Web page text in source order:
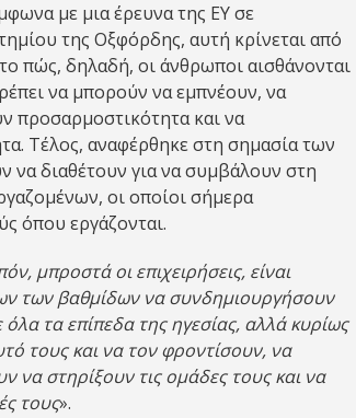
με μια έρευνα της ΕΥ σε
της Οξφόρδης, αυτή κρίνεται από
πώς, δηλαδή, οι άνθρωποι αισθάνονται
να μπορούν να εμπνέουν, να
προσαρμοστικότητα και να
Τέλος, αναφέρθηκε στη σημασία των
να διαθέτουν για να συμβάλουν στη
οι οποίοι σήμερα
όπου εργάζονται.
μπροστά οι επιχειρήσεις, είναι
των βαθμίδων να συνδημιουργήσουν
όλα τα επίπεδα της ηγεσίας, αλλά κυρίως
τους και να τον φροντίσουν, να
στηρίξουν τις ομάδες τους και να
τους».